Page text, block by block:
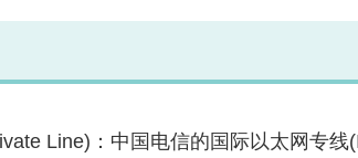
Line)：中国电信的国际以太网专